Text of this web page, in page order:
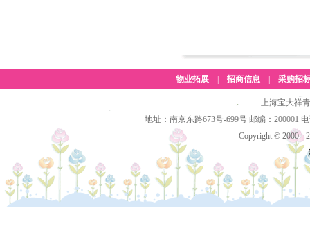
物业拓展| 招商信息| 采购招
上海宝大祥
地址：南京东路673号-699号 邮编：200001
Copyright © 2000 -